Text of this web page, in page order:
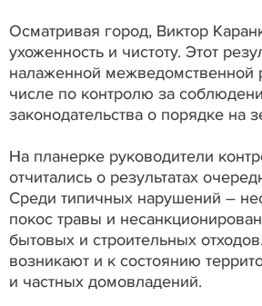
Осматривая город, Виктор
ухоженность и чистоту. Этот
налаженной межведомственной
числе по контролю за
законодательства о порядке на
На планерке руководители
отчитались о результатах
Среди типичных нарушений –
покос травы и
бытовых и строительных
возникают и к состоянию
и частных домовладений.